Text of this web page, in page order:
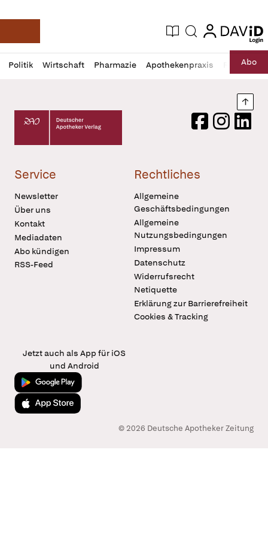
Deutsche Apotheker Zeitung
Aktuelle Ausgabe
Suche login
login
Politik Wirtschaft Pharmazie Apothekenpraxis RechtAbo
Profil
öffnen
Daz
Pur
Deutscher Apotheker Verlag Logo
FacebookInstagram
Service
Newsletter
Über uns
Kontakt
Mediadaten
Abo kündigen
RSS-Feed
Rechtliches
Allgemeine
Geschäftsbedingungen
Allgemeine
Nutzungsbedingungen
Impressum
Datenschutz
Widerrufsrecht
Netiquette
Erklärung zur Barrierefreiheit
Cookies & Tracking
Jetzt auch als App für iOS
und Android
Jetzt bei Google Play
Laden im App Store
© 2026 Deutsche Apotheker Zeitung